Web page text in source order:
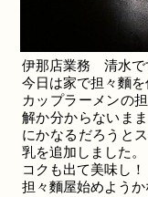
伊那店業務 清水で
今日は家で担々麵を
カップラーメンの
解か分からないま
にかなるだろうと
乳を追加しました。
コクも出て美味し！
担々麵屋始めようか